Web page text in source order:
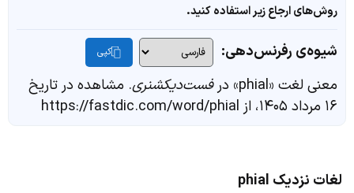
روش‌های ارجاع زیر استفاده کنید.
شیوه‌ی رفرنس‌دهی: کپی
معنی لغت «phial» در فست‌دیکشنری. مشاهده در تاریخ
۱۶ مرداد ۱۴۰۵، از https://fastdic.com/word/phial
لغات نزدیک phial